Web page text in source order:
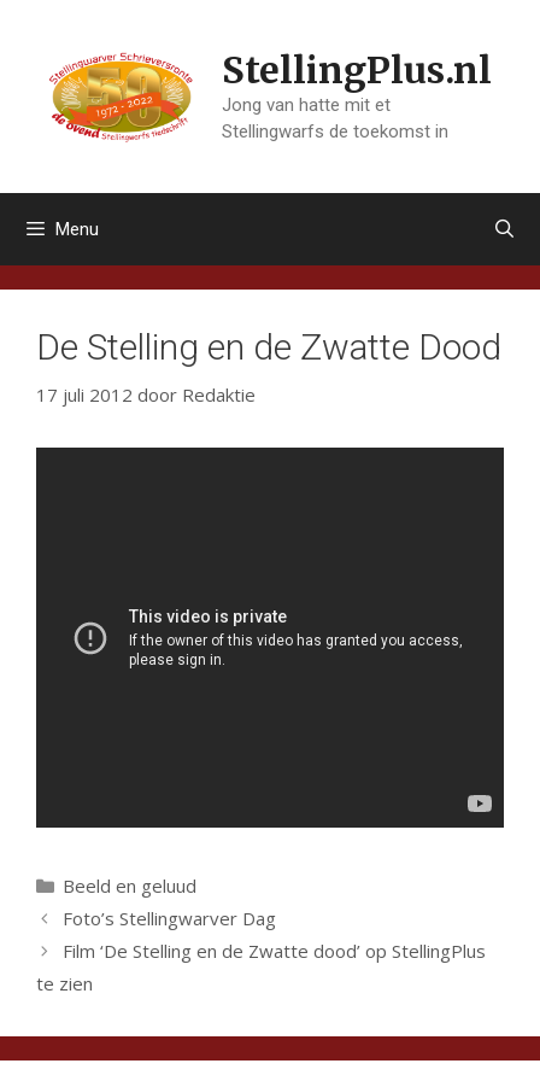
inhoud
StellingPlus.nl
Jong van hatte mit et
Stellingwarfs de toekomst in
Menu
De Stelling en de Zwatte Dood
17 juli 2012 door Redaktie
Categorieën
Beeld en geluud
Foto’s Stellingwarver Dag
Film ‘De Stelling en de Zwatte dood’ op StellingPlus
te zien